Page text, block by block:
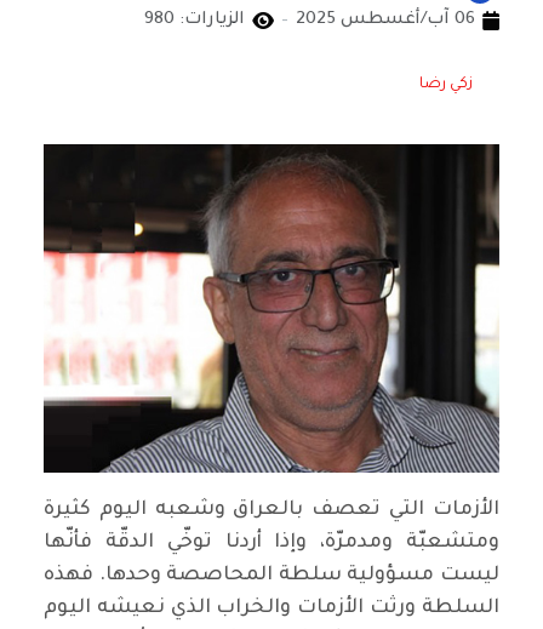
06 آب/أغسطس 2025
الزيارات: 980
زكي رضا
الأزمات التي تعصف بالعراق وشعبه اليوم كثيرة
ومتشعبّة ومدمرّة، وإذا أردنا توخّي الدقّة فأنّها
ليست مسؤولية سلطة المحاصصة وحدها. فهذه
السلطة ورثت الأزمات والخراب الذي نعيشه اليوم